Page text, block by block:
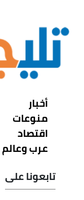
أخبار
منوعات
اقتصاد
عرب وعالم
تابعونا على